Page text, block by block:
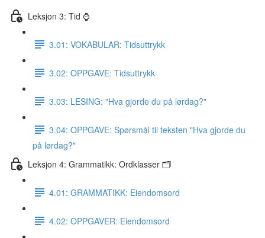
Leksjon 3: Tid ⌚️
3.01: VOKABULAR: Tidsuttrykk
3.02: OPPGAVE: Tidsuttrykk
3.03: LESING: "Hva gjorde du på lørdag?"
3.04: OPPGAVE: Spørsmål til teksten "Hva gjorde du
på lørdag?"
Leksjon 4: Grammatikk: Ordklasser 🗂
4.01: GRAMMATIKK: Eiendomsord
4.02: OPPGAVER: Eiendomsord